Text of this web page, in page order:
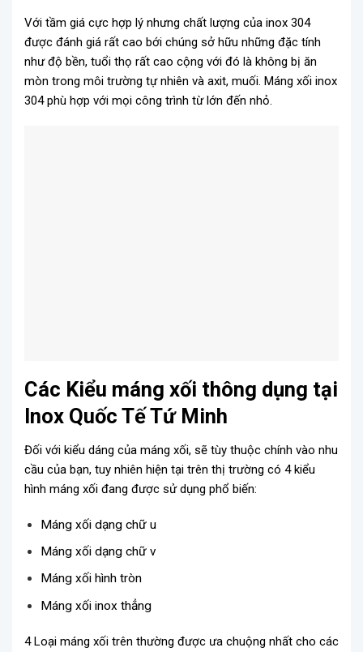
Với tầm giá cực hợp lý nhưng chất lượng của inox 304
được đánh giá rất cao bới chúng sở hữu những đặc tính
như độ bền, tuổi thọ rất cao cộng với đó là không bị ăn
mòn trong môi trường tự nhiên và axit, muối. Máng xối inox
304 phù hợp với mọi công trình từ lớn đến nhỏ.
Các Kiểu máng xối thông dụng tại
Inox Quốc Tế Tứ Minh
Đối với kiểu dáng của máng xối, sẽ tùy thuộc chính vào nhu
cầu của bạn, tuy nhiên hiện tại trên thị trường có 4 kiểu
hình máng xối đang được sử dụng phổ biến:
Máng xối dạng chữ u
Máng xối dạng chữ v
Máng xối hình tròn
Máng xối inox thẳng
4 Loại máng xối trên thường được ưa chuộng nhất cho các